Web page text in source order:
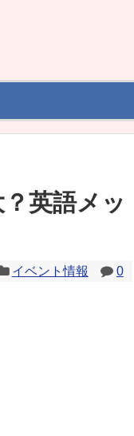
英語メッ
イベント情報 0